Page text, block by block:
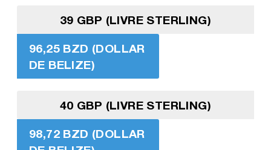
39 GBP (LIVRE STERLING)
96,25 BZD (DOLLAR
DE BELIZE)
40 GBP (LIVRE STERLING)
98,72 BZD (DOLLAR